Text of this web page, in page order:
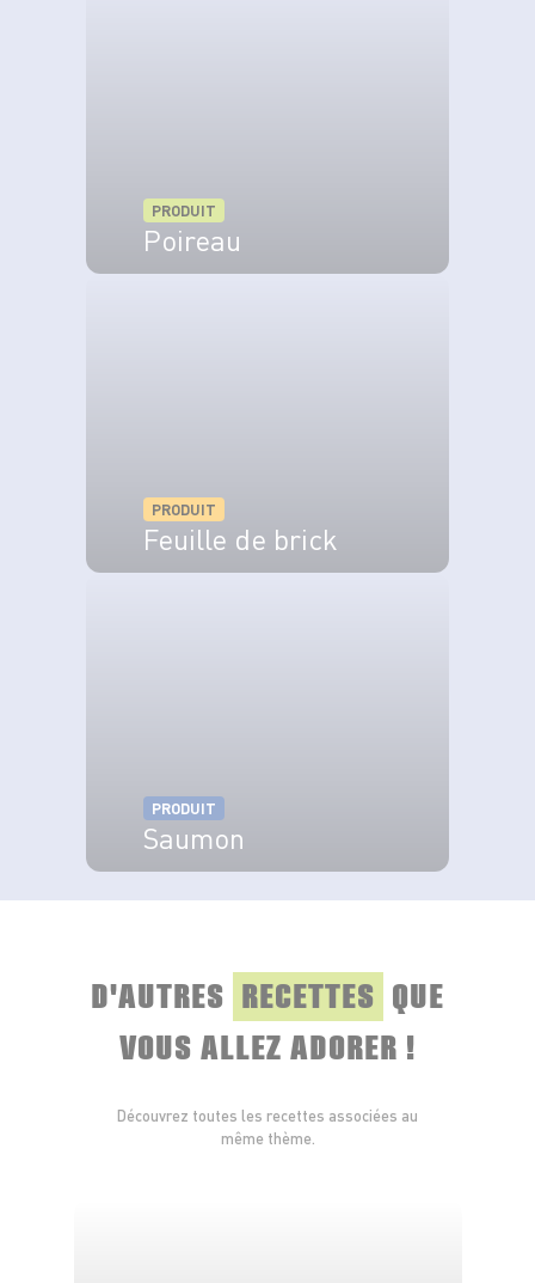
PRODUIT
Poireau
PRODUIT
Feuille de brick
PRODUIT
Saumon
D'AUTRES RECETTES QUE
VOUS ALLEZ ADORER !
Découvrez toutes les recettes associées au
même thème.